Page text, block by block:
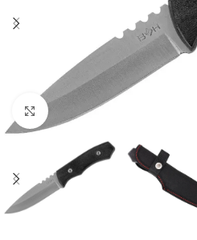
Spustelėkite, kad padidintumėte